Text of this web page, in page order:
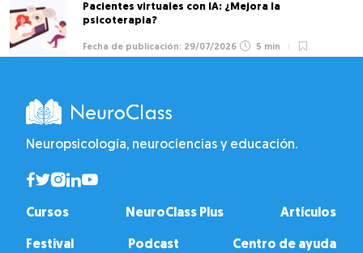
Pacientes virtuales con IA: ¿Mejora la
psicoterapia?
29/07/2026 5 min
Neuropsicología, neurociencias y educación.
Cursos NeuroClass Plus Artículos
Festival Podcast Centro de ayuda